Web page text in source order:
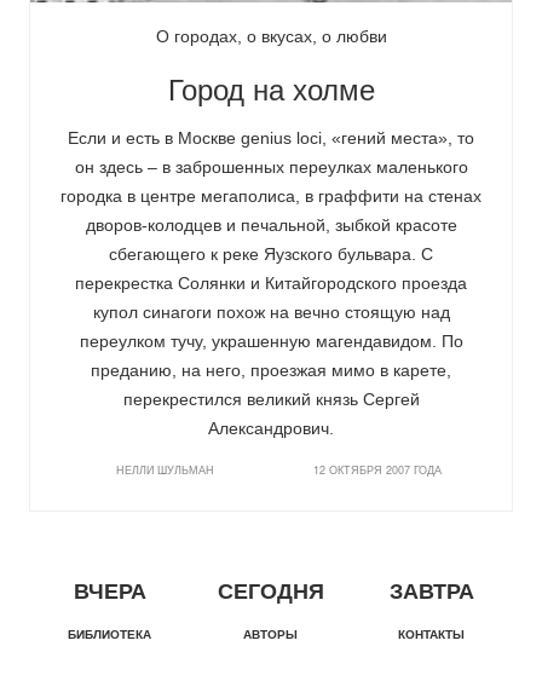
О городах, о вкусах, о любви
Город на холме
Если и есть в Москве genius loci, «гений места», то
он здесь – в заброшенных переулках маленького
городка в центре мегаполиса, в граффити на стенах
дворов-колодцев и печальной, зыбкой красоте
сбегающего к реке Яузского бульвара. С
перекрестка Солянки и Китайгородского проезда
купол синагоги похож на вечно стоящую над
переулком тучу, украшенную магендавидом. По
преданию, на него, проезжая мимо в карете,
перекрестился великий князь Сергей
Александрович.
НЕЛЛИ ШУЛЬМАН 12 ОКТЯБРЯ 2007 ГОДА
ВЧЕРА СЕГОДНЯ ЗАВТРА
БИБЛИОТЕКА АВТОРЫ КОНТАКТЫ